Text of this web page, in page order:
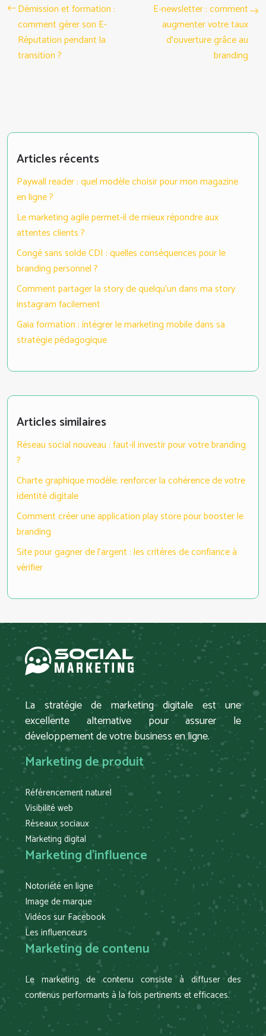
Démission et formation :
comment gérer son E-
Réputation pendant la
transition ?
E-newsletter : comment
augmenter votre taux
d’ouverture grâce au
branding
Articles récents
Paywall reader : quel modèle choisir pour mon magazine
en ligne ?
Le marketing agile permet-il de mieux répondre aux
attentes clients ?
Congé sans solde CDI : quelles conséquences pour le
branding personnel ?
Comment partager la story de quelqu’un dans ma story
instagram facilement
Gaia formation : intégrer le marketing mobile dans sa
stratégie pédagogique
Articles similaires
Réseau social nouveau : faut-il investir pour votre branding
?
Charte graphique modèle: renforcer la cohérence de votre
identité digitale
Comment créer une application play store pour booster le
branding
Site pour gagner de l’argent : les critères de confiance à
vérifier
La stratégie de marketing digitale est une
excellente alternative pour assurer le
développement de votre business en ligne.
Marketing de produit
Référencement naturel
Visibilité web
Réseaux sociaux
Marketing digital
Marketing d’influence
Notoriété en ligne
Image de marque
Vidéos sur Facebook
Les influenceurs
Marketing de contenu
Le marketing de contenu consiste à diffuser des
contenus performants à la fois pertinents et efficaces.